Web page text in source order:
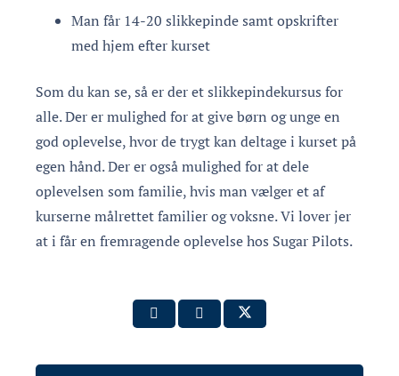
Man får 14-20 slikkepinde samt opskrifter
med hjem efter kurset
Som du kan se, så er der et slikkepindekursus for
alle. Der er mulighed for at give børn og unge en
god oplevelse, hvor de trygt kan deltage i kurset på
egen hånd. Der er også mulighed for at dele
oplevelsen som familie, hvis man vælger et af
kurserne målrettet familier og voksne. Vi lover jer
at i får en fremragende oplevelse hos Sugar Pilots.